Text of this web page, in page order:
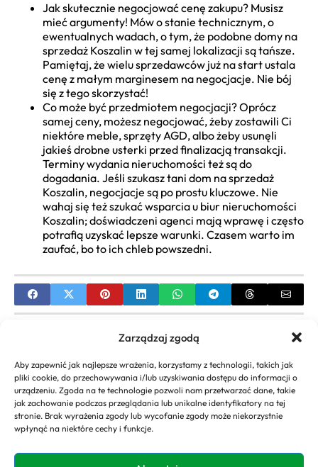
Zarządzaj zgodą
Aby zapewnić jak najlepsze wrażenia, korzystamy z technologii, takich jak
pliki cookie, do przechowywania i/lub uzyskiwania dostępu do informacji o
urządzeniu. Zgoda na te technologie pozwoli nam przetwarzać dane, takie
jak zachowanie podczas przeglądania lub unikalne identyfikatory na tej
stronie. Brak wyrażenia zgody lub wycofanie zgody może niekorzystnie
wpłynąć na niektóre cechy i funkcje.
Jak skutecznie negocjować cenę zakupu? Musisz
mieć argumenty! Mów o stanie technicznym, o
ewentualnych wadach, o tym, że podobne domy na
sprzedaż Koszalin w tej samej lokalizacji są tańsze.
Pamiętaj, że wielu sprzedawców już na start ustala
cenę z małym marginesem na negocjacje. Nie bój
się z tego skorzystać!
Co może być przedmiotem negocjacji? Oprócz
samej ceny, możesz negocjować, żeby zostawili Ci
niektóre meble, sprzęty AGD, albo żeby usunęli
jakieś drobne usterki przed finalizacją transakcji.
Terminy wydania nieruchomości też są do
dogadania. Jeśli szukasz tani dom na sprzedaż
Koszalin, negocjacje są po prostu kluczowe. Nie
wahaj się też szukać wsparcia u biur nieruchomości
Koszalin; doświadczeni agenci mają wprawę i często
potrafią uzyskać lepsze warunki. Czasem warto im
zaufać, bo to ich chleb powszedni.
Dom na sprzedaż Rybnik: Kompletny Przewodnik
po Zakupie
NEXT
Miejski Dom Kultury w Opolu: Repertuar, Zajęcia i